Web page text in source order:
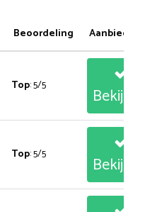
Beoordeling
Top: 5/5
Top: 5/5